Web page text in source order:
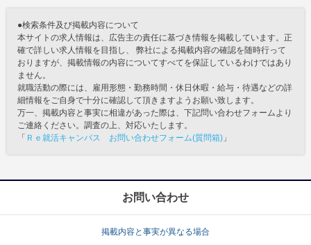
●検索条件及び掲載内容について
本サイトの求人情報は、広告主の責任に基づき情報を掲載しています。正
確で詳しい求人情報を目指し、 弊社による掲載内容の確認を随時行って
おりますが、掲載情報の内容についてすべてを保証しているわけではあり
ません。
就職活動の際には、雇用形態・勤務時間・休日休暇・給与・待遇などの詳
細情報をご自身で十分に確認して頂きますようお願い致します。
万一、掲載内容と事実に相違があった際は、下記問い合わせフォームより
ご連絡ください。調査の上、対応いたします。
「 Ｒｅ就活キャンパス お問い合わせフォーム(質問箱) 」
お問い合わせ
掲載内容と事実が異なる場合